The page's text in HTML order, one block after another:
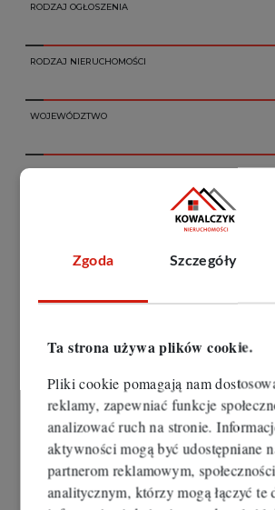
Zgoda Szczegóły
Ta strona używa plików cookie.
Pliki cookie pomagają nam
reklamy, zapewniać funkcje
analizować ruch na stronie.
aktywności mogą być udostępniane
partnerom reklamowym,
analitycznym, którzy mogą łączyć te
RODZAJ OGŁOSZENIA
RODZAJ NIERUCHOMOŚCI
WOJEWÓDZTWO
Wyrażam zgodę na
przeze mnie danych osobowych.